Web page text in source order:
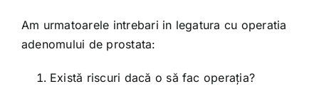
Am urmatoarele intrebari in legatura cu operatia
adenomului de prostata:
Există riscuri dacă o să fac operaţia?